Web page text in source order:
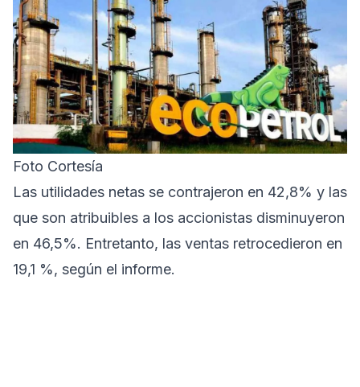
Foto Cortesía
Las utilidades netas se contrajeron en 42,8% y las
que son atribuibles a los accionistas disminuyeron
en 46,5%. Entretanto, las ventas retrocedieron en
19,1 %, según el informe.